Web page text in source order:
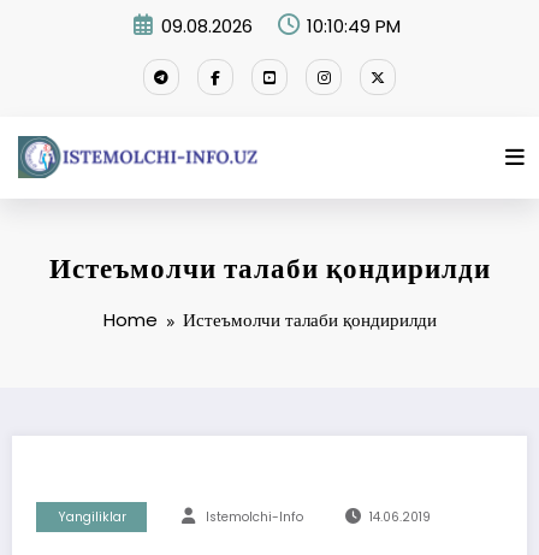
09.08.2026 10:10:50 PM
Истеъмолчи талаби қондирилди
Home Истеъмолчи талаби қондирилди
Yangiliklar Istemolchi-Info 14.06.2019